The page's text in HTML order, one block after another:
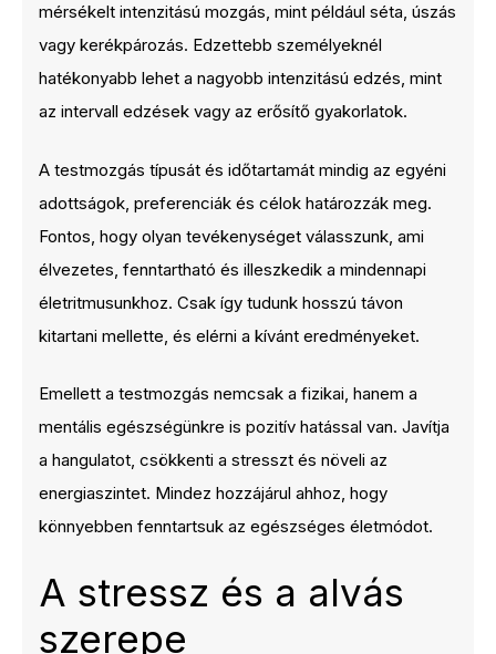
mérsékelt intenzitású mozgás, mint például séta, úszás
vagy kerékpározás. Edzettebb személyeknél
hatékonyabb lehet a nagyobb intenzitású edzés, mint
az intervall edzések vagy az erősítő gyakorlatok.
A testmozgás típusát és időtartamát mindig az egyéni
adottságok, preferenciák és célok határozzák meg.
Fontos, hogy olyan tevékenységet válasszunk, ami
élvezetes, fenntartható és illeszkedik a mindennapi
életritmusunkhoz. Csak így tudunk hosszú távon
kitartani mellette, és elérni a kívánt eredményeket.
Emellett a testmozgás nemcsak a fizikai, hanem a
mentális egészségünkre is pozitív hatással van. Javítja
a hangulatot, csökkenti a stresszt és növeli az
energiaszintet. Mindez hozzájárul ahhoz, hogy
könnyebben fenntartsuk az egészséges életmódot.
A stressz és a alvás
szerepe